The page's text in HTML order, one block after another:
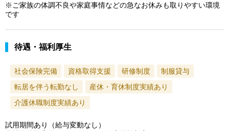
※ご家族の体調不良や家庭事情などの急なお休みも取りやすい環境
です
待遇・福利厚生
社会保険完備 資格取得支援 研修制度
制服貸与
転居を伴う転勤なし
産休・育休制度実績あり
介護休職制度実績あり
試用期間あり（給与変動なし）